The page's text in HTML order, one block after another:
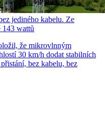
jediného kabelu. Ze
143 wattů
že mikrovlnným
30 km/h dodat stabilních
bez kabelu, bez